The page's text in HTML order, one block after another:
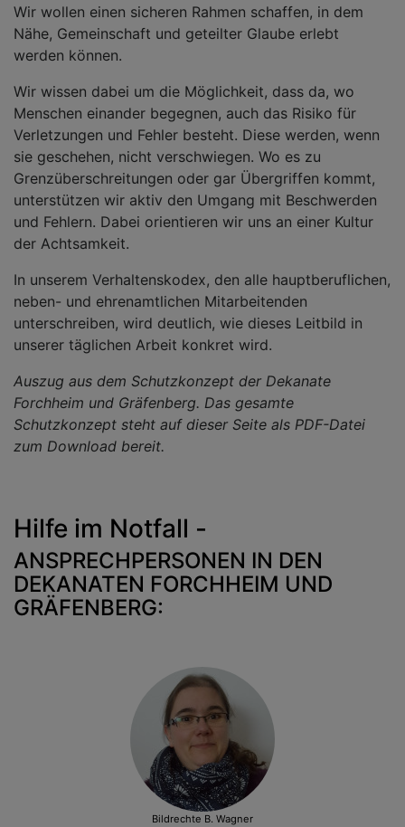
Wir wollen einen sicheren Rahmen schaffen, in dem
Nähe, Gemeinschaft und geteilter Glaube erlebt
werden können.
Wir wissen dabei um die Möglichkeit, dass da, wo
Menschen einander begegnen, auch das Risiko für
Verletzungen und Fehler besteht. Diese werden, wenn
sie geschehen, nicht verschwiegen. Wo es zu
Grenzüberschreitungen oder gar Übergriffen kommt,
unterstützen wir aktiv den Umgang mit Beschwerden
und Fehlern. Dabei orientieren wir uns an einer Kultur
der Achtsamkeit.
In unserem Verhaltenskodex, den alle hauptberuflichen,
neben- und ehrenamtlichen Mitarbeitenden
unterschreiben, wird deutlich, wie dieses Leitbild in
unserer täglichen Arbeit konkret wird.
Auszug aus dem Schutzkonzept der Dekanate
Forchheim und Gräfenberg. Das gesamte
Schutzkonzept steht auf dieser Seite als PDF-Datei
zum Download bereit.
Hilfe im Notfall -
ANSPRECHPERSONEN IN DEN
DEKANATEN FORCHHEIM UND
GRÄFENBERG:
Bildrechte B. Wagner